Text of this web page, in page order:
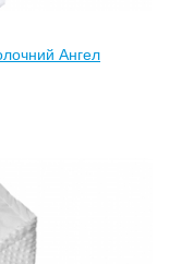
Ангел